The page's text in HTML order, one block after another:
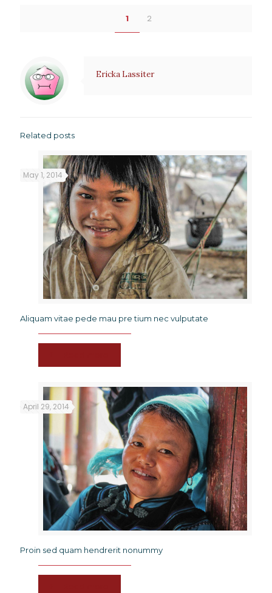
1 2
Ericka Lassiter
Related posts
May 1, 2014
Aliquam vitae pede mau pre tium nec vulputate
April 29, 2014
Proin sed quam hendrerit nonummy